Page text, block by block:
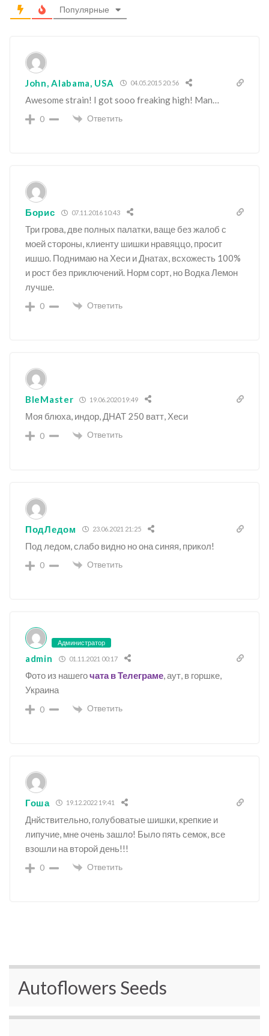
Популярные
John, Alabama, USA 04.05.2015 20:56
Awesome strain! I got sooo freaking high! Man…
0 Ответить
Борис 07.11.2016 10:43
Три грова, две полных палатки, ваще без жалоб с
моей стороны, клиенту шишки нравяццо, просит
ишшо. Поднимаю на Хеси и Днатах, всхожесть 100%
и рост без приключений. Норм сорт, но Водка Лемон
лучше.
0 Ответить
BleMaster 19.06.2020 19:49
Моя блюха, индор, ДНАТ 250 ватт, Хеси
0 Ответить
ПодЛедом 23.06.2021 21:25
Под ледом, слабо видно но она синяя, прикол!
0 Ответить
Администратор
admin 01.11.2021 00:17
Фото из нашегочата в Телеграме, аут, в горшке,
Украина
0 Ответить
Гоша 19.12.2022 19:41
Днйствительно, голубоватые шишки, крепкие и
липучие, мне очень зашло! Было пять семок, все
взошли на второй день!!!
0 Ответить
Autoflowers Seeds